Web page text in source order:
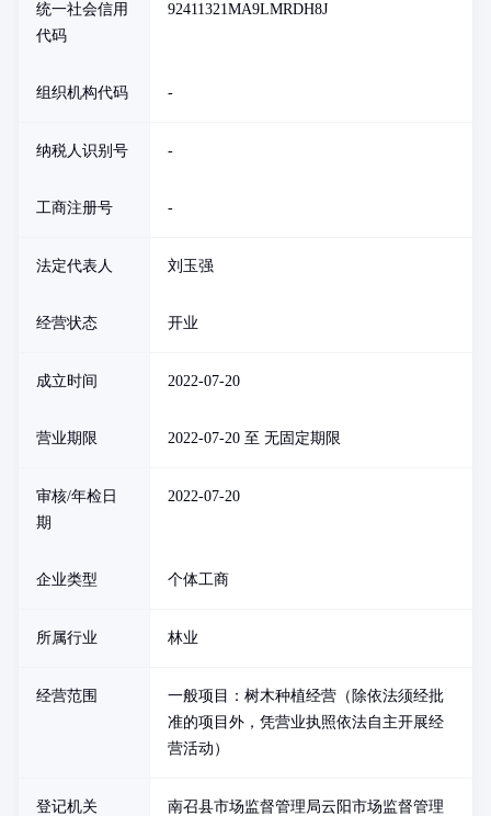
统一社会信用
代码
92411321MA9LMRDH8J
组织机构代码 -
纳税人识别号 -
工商注册号 -
法定代表人 刘玉强
经营状态 开业
成立时间 2022-07-20
营业期限 2022-07-20 至 无固定期限
审核/年检日
期
2022-07-20
企业类型 个体工商
所属行业 林业
经营范围
一般项目：树木种植经营（除依法须经批
准的项目外，凭营业执照依法自主开展经
营活动）
登记机关 南召县市场监督管理局云阳市场监督管理